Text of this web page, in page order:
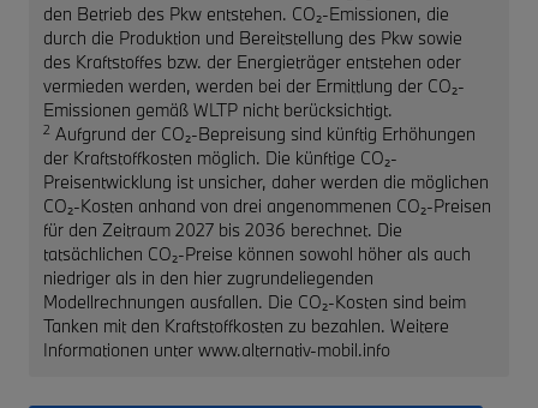
den Betrieb des Pkw entstehen. CO₂-Emissionen, die
durch die Produktion und Bereitstellung des Pkw sowie
des Kraftstoffes bzw. der Energieträger entstehen oder
vermieden werden, werden bei der Ermittlung der CO₂-
Emissionen gemäß WLTP nicht berücksichtigt.
2 Aufgrund der CO₂-Bepreisung sind künftig Erhöhungen
der Kraftstoffkosten möglich. Die künftige CO₂-
Preisentwicklung ist unsicher, daher werden die möglichen
CO₂-Kosten anhand von drei angenommenen CO₂-Preisen
für den Zeitraum 2027 bis 2036 berechnet. Die
tatsächlichen CO₂-Preise können sowohl höher als auch
niedriger als in den hier zugrundeliegenden
Modellrechnungen ausfallen. Die CO₂-Kosten sind beim
Tanken mit den Kraftstoffkosten zu bezahlen. Weitere
Informationen unter www.alternativ-mobil.info